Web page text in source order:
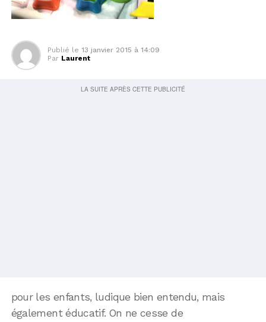
Publié le 13 janvier 2015 à 14:09
Par Laurent
pour les enfants, ludique bien entendu, mais
également éducatif. On ne cesse de